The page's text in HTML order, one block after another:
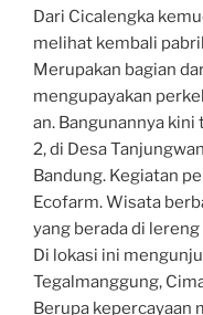
Dari Cicalengka
melihat kembali
Merupakan bagian
mengupayakan
an. Bangunannya
2, di Desa
Bandung. Kegiatan
Ecofarm. Wisata
yang berada di
Di lokasi ini
Tegalmanggung,
Berupa kepercayaan